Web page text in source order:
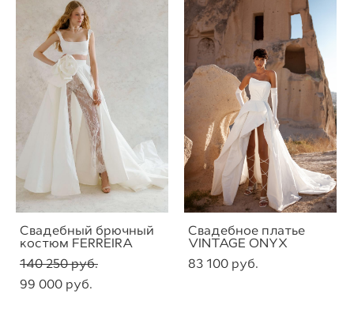
Свадебный брючный
костюм FERREIRA
140 250 pуб.
99 000 pуб.
Свадебное платье
VINTAGE ONYX
83 100 pуб.